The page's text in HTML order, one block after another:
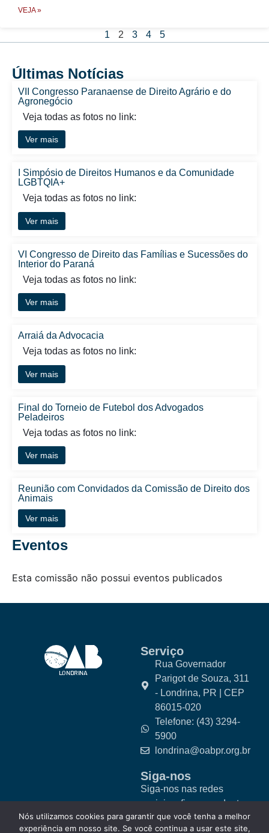
VEJA »
1 2 3 4 5
Últimas Notícias
VII Congresso Paranaense de Direito Agrário e do
Agronegócio
Veja todas as fotos no link:
Ver mais
I Simpósio de Direitos Humanos e da Comunidade
LGBTQIA+
Veja todas as fotos no link:
Ver mais
VI Congresso de Direito das Famílias e Sucessões do
Interior do Paraná
Veja todas as fotos no link:
Ver mais
Arraiá da Advocacia
Veja todas as fotos no link:
Ver mais
Final do Torneio de Futebol dos Advogados
Peladeiros
Veja todas as fotos no link:
Ver mais
Reunião com Convidados da Comissão de Direito dos
Animais
Ver mais
Eventos
Esta comissão não possui eventos publicados
Serviço
Rua Governador
Parigot de Souza, 311
- Londrina, PR | CEP
86015-020
Telefone: (43) 3294-
5900
londrina@oabpr.org.br
Siga-nos
Siga-nos nas redes
sociais e fique por dentro
das novidades.
Nós utilizamos cookies para garantir que você tenha a melhor
experiência em nosso site. Se você continua a usar este site,